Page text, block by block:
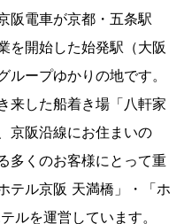
阪電車が京都・五条駅
を開始した始発駅（大阪
ープゆかりの地です。
来した船着き場「八軒家
京阪沿線にお住まいの
多くのお客様にとって重
テル京阪 天満橋」・「ホ
ルを運営しています。